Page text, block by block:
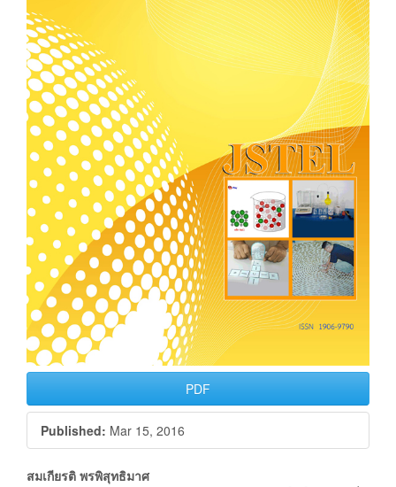
PDF
Published: Mar 15, 2016
สมเกียรติ พรพิสุทธิมาศ